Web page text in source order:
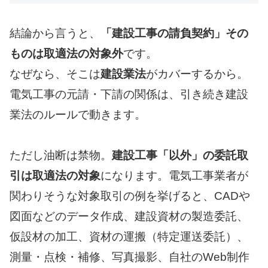
結論から言うと、
「建設工事の請負契約」その
ものは取適法の対象外です。
なぜなら、そこは建設業法がカバーするから。
電気工事の元請・下請の関係は、引き続き建設
業法のルールで動きます。
ただし油断は禁物。 建設工事「以外」の委託取
引は取適法の対象になります。電気工事業者が
関わりそうな対象取引の例を挙げると、CADや
図面などのデータ作成、建設資材の製造委託、
仮設材の加工、資材の運搬（特定運送委託）、
測量・点検・補修、写真撮影、自社のWeb制作